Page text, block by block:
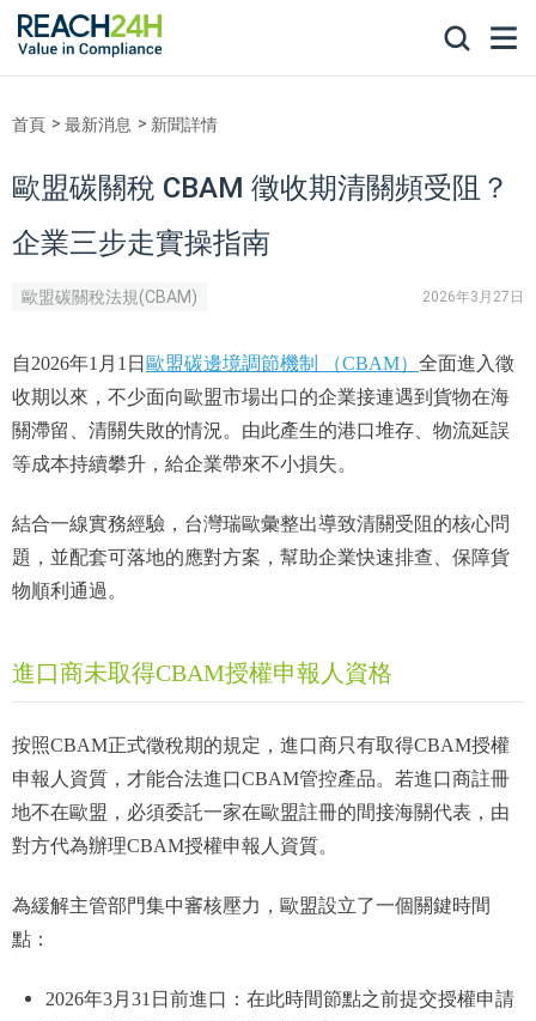
首頁 最新消息 新聞詳情
歐盟碳關稅 CBAM 徵收期清關頻受阻？
企業三步走實操指南
歐盟碳關稅法規(CBAM) 2026年3月27日
自2026年1月1日 歐盟碳邊境調節機制 （CBAM） 全面進入徵
收期以來，不少面向歐盟市場出口的企業接連遇到貨物在海
關滯留、清關失敗的情況。由此產生的港口堆存、物流延誤
等成本持續攀升，給企業帶來不小損失。
結合一線實務經驗，台灣瑞歐彙整出導致清關受阻的核心問
題，並配套可落地的應對方案，幫助企業快速排查、保障貨
物順利通過。
進口商未取得CBAM授權申報人資格
按照CBAM正式徵稅期的規定，進口商只有取得CBAM授權
申報人資質，才能合法進口CBAM管控產品。若進口商註冊
地不在歐盟，必須委託一家在歐盟註冊的間接海關代表，由
對方代為辦理CBAM授權申報人資質。
為緩解主管部門集中審核壓力，歐盟設立了一個關鍵時間
點：
2026年3月31日前進口：在此時間節點之前提交授權申請